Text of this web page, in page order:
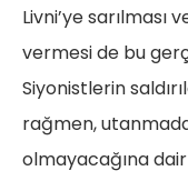
Livni’ye sarılması
vermesi de bu
Siyonistlerin
rağmen,
olmayacağına